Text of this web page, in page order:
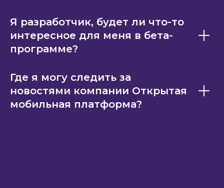
Я разработчик, будет ли что-то
интересное для меня в бета-
программе?
Где я могу следить за
новостями компании Открытая
мобильная платформа?